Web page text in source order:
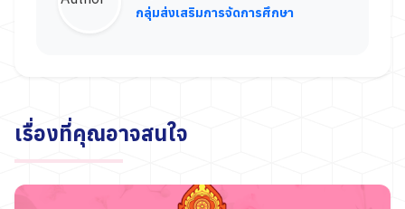
กลุ่มส่งเสริมการจัดการศึกษา
เรื่องที่คุณอาจสนใจ